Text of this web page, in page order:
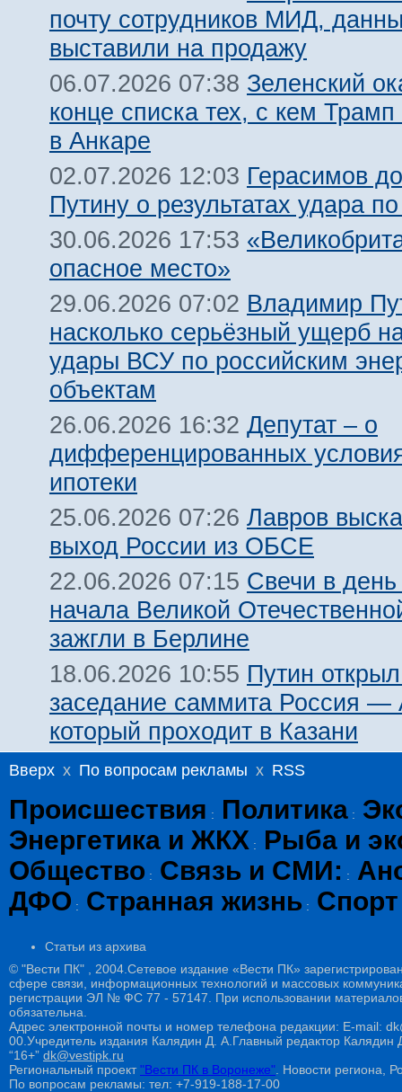
почту сотрудников МИД,
выставили на продажу
06.07.2026 07:38 Зеленский
конце списка тех, с кем Трамп
в Анкаре
02.07.2026 12:03 Герасимов
Путину о результатах удара
30.06.2026 17:53
опасное место»
29.06.2026 07:02 Владимир
насколько серьёзный ущерб
удары ВСУ по российским
объектам
26.06.2026 16:32 Депутат – о
дифференцированных
ипотеки
25.06.2026 07:26 Лавров
выход России из ОБСЕ
22.06.2026 07:15 Свечи в
начала Великой
зажгли в Берлине
18.06.2026 10:55 Путин
заседание саммита Россия
который проходит в Казани
Вверх x По вопросам рекламы x RSS
Происшествия : Политика :
Энергетика и ЖКХ :
Рыба и
Общество : Связь и СМИ: :
ДФО : Странная жизнь : Спорт
Статьи из архива
© "Вести ПК" , 2004.Сетевое издание «Вести ПК»
сфере связи, информационных технологий и массовых
регистрации ЭЛ № ФС 77 - 57147. При использовании
обязательна.
Адрес электронной почты и номер телефона редакции: E-mail:
00.Учредитель издания Калядин Д. А.Главный редактор
“16+” dk@vestipk.ru
Региональный проект"Вести ПК в Воронеже" . Новости региона,
По вопросам рекламы: тел: +7-919-188-17-00